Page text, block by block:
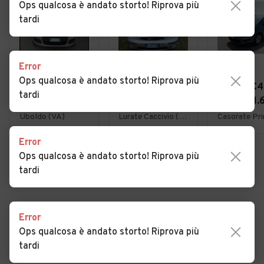
€ 4.950
Fiat Panda 1.2
EasyPower
Lounge
Uboldo (VA)
Ford Focus 1.6i
Ambiente
Lurate Caccivio (CO)
Citroen C4
Picasso
7posti
VEDI TUTTE
Cerca altri risultati
Ops qualcosa è andato storto! Riprova più
tardi
Error
Ops qualcosa è andato storto! Riprova più
tardi
Error
Ops qualcosa è andato storto! Riprova più
tardi
Error
Ops qualcosa è andato storto! Riprova più
tardi